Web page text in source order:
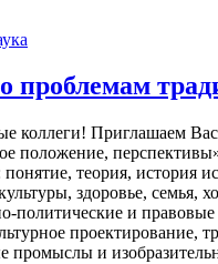
проблемам
коллеги! Приглашаем
положение,
понятие, теория, история
здоровье, семья,
политические и
проектирование,
промыслы и